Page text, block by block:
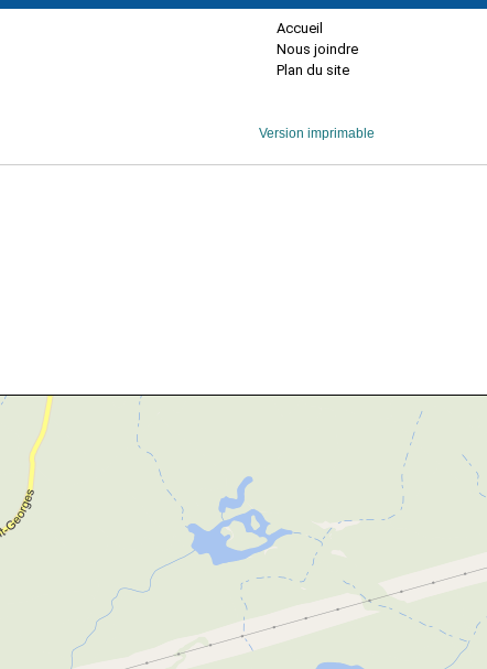
Accueil
Nous joindre
Plan du site
Version imprimable